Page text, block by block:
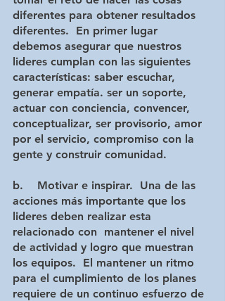
diferentes para obtener resultados
diferentes.  En primer lugar
debemos asegurar que nuestros
lideres cumplan con las siguientes
características: saber escuchar,
generar empatía. ser un soporte,
actuar con conciencia, convencer,
conceptualizar, ser provisorio, amor
por el servicio, compromiso con la
gente y construir comunidad.
b.    Motivar e inspirar.
Una de las
acciones más importante que los
lideres deben realizar esta
relacionado con  mantener el nivel
de actividad y logro que muestran
los equipos.  El mantener un ritmo
para el cumplimiento de los planes
requiere de un continuo esfuerzo de